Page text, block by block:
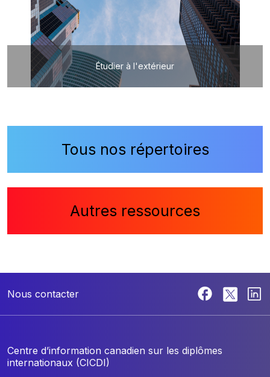
Étudier à l'extérieur
Tous nos répertoires
Autres ressources
Nous contacter
Centre d’information canadien sur les diplômes
internationaux (CICDI)